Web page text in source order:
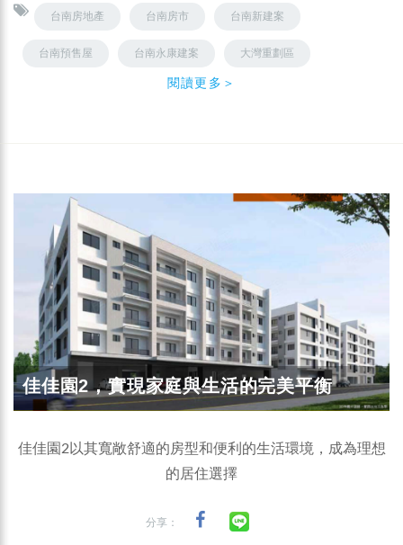
台南房地產 台南房市 台南新建案
台南預售屋 台南永康建案 大灣重劃區
閱讀更多＞
佳佳園2，實現家庭與生活的完美平衡
佳佳園2以其寬敞舒適的房型和便利的生活環境，成為理想
的居住選擇
分享：